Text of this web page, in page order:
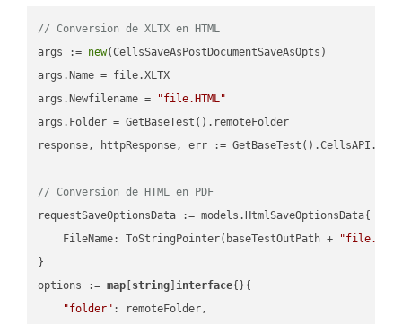
// Conversion de XLTX en HTML
args := new(CellsSaveAsPostDocumentSaveAsOpts)
args.Name = file.XLTX
args.Newfilename =
"file.HTML"
args.Folder = GetBaseTest().remoteFolder
response, httpResponse, err :=
// Conversion de HTML en PDF
requestSaveOptionsData := models.HtmlSaveOptionsData{
    FileName: ToStringPointer(baseTestOutPath +
}
options := map string ]interface{}{
"folder" : remoteFolder,